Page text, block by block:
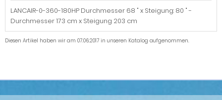
LANCAIR-0-360-180HP Durchmesser 68 " x Steigung: 80 " -
Durchmesser 173 cm x Steigung 203 cm
Diesen Artikel haben wir am 07.06.2017 in unseren Katalog aufgenommen.